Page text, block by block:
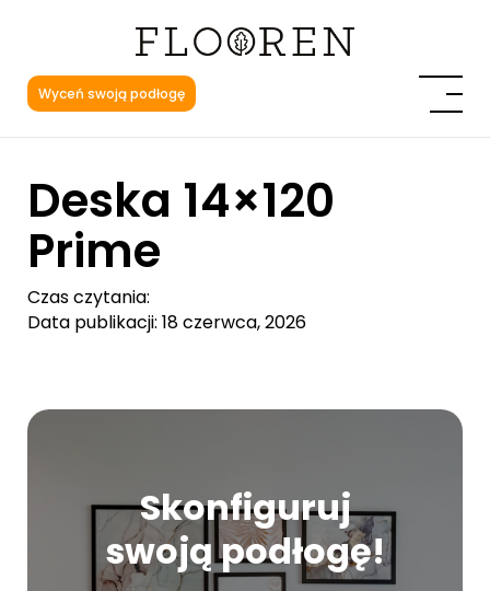
Wyceń swoją podłogę
Deska 14×120
Prime
Czas czytania:
Data publikacji: 18 czerwca, 2026
Skonfiguruj
swoją podłogę!